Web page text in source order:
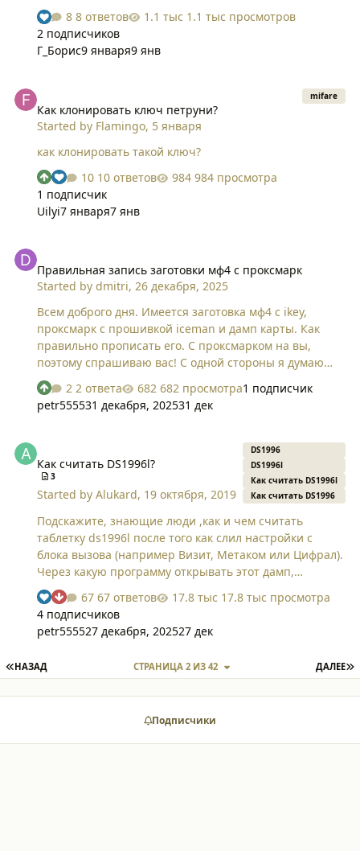
8 ответов
1.1 тыс просмотров
2 подписчиков
Г_Борис9 января9 янв
Как клонировать ключ петруни?
Started by Flamingo, 5 января
mifare
как клонировать такой ключ?
10 ответов
984 просмотра
1 подписчик
Uilyi7 января7 янв
Правильная запись заготовки мф4 с проксмарк
Started bydmitri,26 декабря, 2025
Всем доброго дня. Имеется заготовка мф4 с ikey,
проксмарк с прошивкой iceman и дамп карты. Как
правильно прописать его. С проксмарком на вы,
поэтому спрашиваю вас! С одной стороны я думаю
одной командой -restore dump.bin, а с другой сначала
- csetuid потом restore ?! Раньше писал другими
девайсами, но в наличии остался только проксмарк.
2 ответа 682 просмотра1 подписчик
petr555531 декабря, 202531 дек
Как считать DS1996l?
3
Started byAlukard, 19 октября, 2019
DS1996
DS1996l
Как считать DS1996l
Как считать DS1996
Подскажите, знающие люди ,как и чем считать
таблетку ds1996l после того как слил настройки с
блока вызова (например Визит, Метаком или Цифрал).
Через какую программу открывать этот дамп,
подойдёт ли для этого Домофон-конфигуратор? Есть
ли отличия в дампе слитом напрямую с eeprom и
через лузу считывателя? Можно ли считать
настройки с ds1996l следующими приборами:
? Как и чем считать данные с бесконтактной метки
67 ответов
17.8 тыс просмотра
4 подписчиков
petr555527 декабря, 202527 дек
ПЕРВАЯ СТРАНИЦА
НАЗАД ДАЛЕЕ
СТРАНИЦА 2 ИЗ 42
Подписчики